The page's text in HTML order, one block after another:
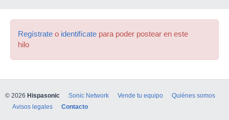
Regístrate o identifícate para poder postear en este
hilo
© 2026 Hispasonic Sonic Network Vende tu equipo
Quiénes somos
Avisos legales
Contacto